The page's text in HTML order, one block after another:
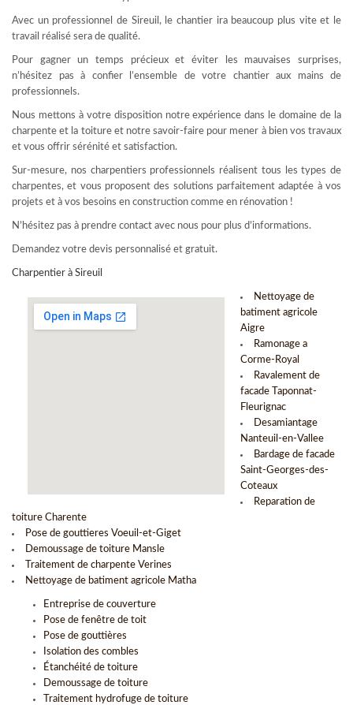
Avec un professionnel de Sireuil, le chantier ira beaucoup plus vite et le
travail réalisé sera de qualité.
Pour gagner un temps précieux et éviter les mauvaises surprises,
n’hésitez pas à confier l’ensemble de votre chantier aux mains de
professionnels.
Nous mettons à votre disposition notre expérience dans le domaine de la
charpente et la toiture et notre savoir-faire pour mener à bien vos travaux
et vous offrir sérénité et satisfaction.
Sur-mesure, nos charpentiers professionnels réalisent tous les types de
charpentes, et vous proposent des solutions parfaitement adaptée à vos
projets et à vos besoins en construction comme en rénovation !
N’hésitez pas à prendre contact avec nous pour plus d’informations.
Demandez votre devis personnalisé et gratuit.
Charpentier à Sireuil
Nettoyage de
batiment agricole
Aigre
Ramonage a
Corme-Royal
Ravalement de
facade Taponnat-
Fleurignac
Desamiantage
Nanteuil-en-Vallee
Bardage de facade
Saint-Georges-des-
Coteaux
Reparation de
toiture Charente
Pose de gouttieres Voeuil-et-Giget
Demoussage de toiture Mansle
Traitement de charpente Verines
Nettoyage de batiment agricole Matha
Entreprise de couverture
Pose de fenêtre de toit
Pose de gouttières
Isolation des combles
Étanchéité de toiture
Demoussage de toiture
Traitement hydrofuge de toiture